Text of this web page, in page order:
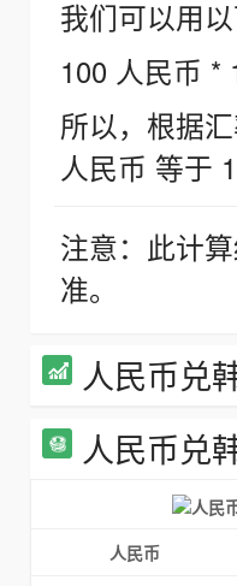
我们可以用以
100 人民币 *
所以，根据
人民币 等于
注意：此计
准。
人民币兑
人民币兑
人民币